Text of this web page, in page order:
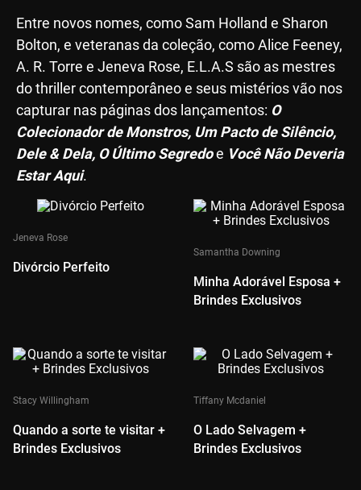
Entre novos nomes, como Sam Holland e Sharon
Bolton, e veteranas da coleção, como Alice Feeney,
A. R. Torre e Jeneva Rose, E.L.A.S são as mestres
do thriller contemporâneo e seus mistérios vão nos
capturar nas páginas dos lançamentos: O
Colecionador de Monstros, Um Pacto de Silêncio,
Dele & Dela, O Último Segredoe Você Não Deveria
Estar Aqui.
Jeneva Rose
Divórcio Perfeito
Samantha Downing
Minha Adorável Esposa +
Brindes Exclusivos
Stacy Willingham
Quando a sorte te visitar +
Brindes Exclusivos
Tiffany Mcdaniel
O Lado Selvagem +
Brindes Exclusivos